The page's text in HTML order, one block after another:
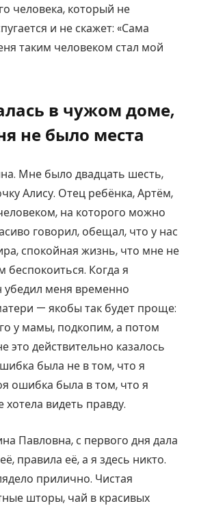
человека, который не
и не скажет: «Сама
таким человеком стал мой
в чужом доме,
не было места
Мне было двадцать шесть,
Алису. Отец ребёнка, Артём,
на которого можно
говорил, обещал, что у нас
спокойная жизнь, что мне не
беспокоиться. Когда я
убедил меня временно
— якобы так будет проще:
у мамы, подкопим, а потом
это действительно казалось
была не в том, что я
ошибка была в том, что я
видеть правду.
Павловна, с первого дня дала
правила её, а я здесь никто.
прилично. Чистая
шторы, чай в красивых